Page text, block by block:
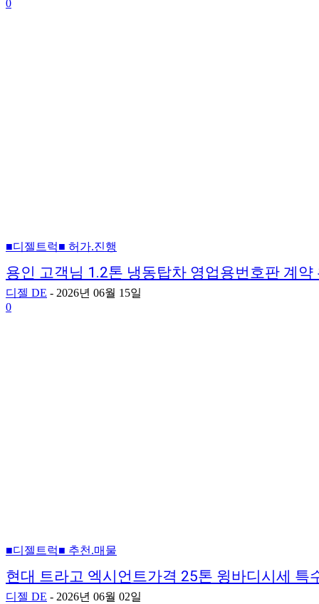
0
■디젤트럭■ 허가.진행
용인 고객님 1.2톤 냉동탑차 영업용번호판 계약
디젤 DE - 2026년 06월 15일
0
■디젤트럭■ 추천.매물
현대 트라고 엑시언트가격 25톤 윙바디시세 특
디젤 DE - 2026년 06월 02일